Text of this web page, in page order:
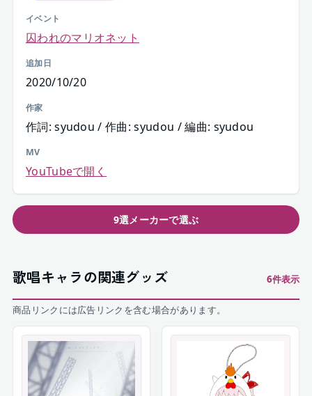
イベント
囚われのマリオネット
追加日
2020/10/20
作家
作詞: syudou / 作曲: syudou / 編曲: syudou
MV
YouTubeで開く
9選メーカーで選ぶ
歌唱キャラの関連グッズ 6件表示
商品リンクには広告リンクを含む場合があります。